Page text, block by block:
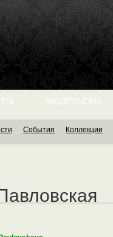
МОДЕЛЬЕРЫ
События Коллекции